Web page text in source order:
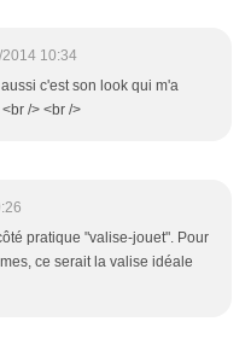
2014 10:34
c'est son look qui m'a
/> <br />
pratique "valise-jouet". Pour
ce serait la valise idéale